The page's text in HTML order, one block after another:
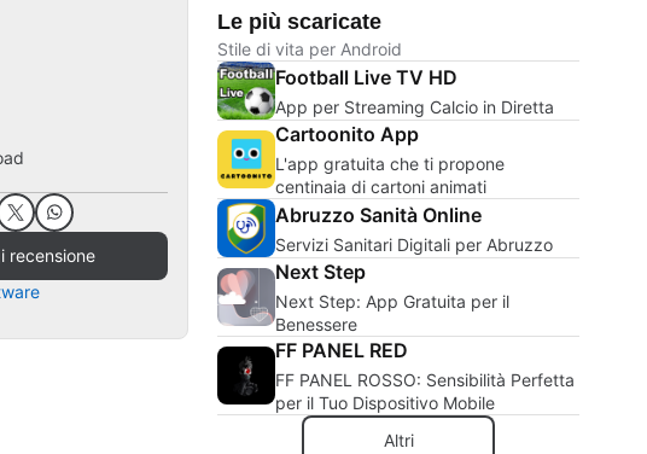
recensione
Le più scaricate
Stile di vita per Android
Football Live TV HD
App per Streaming Calcio in Diretta
Cartoonito App
L'app gratuita che ti propone
centinaia di cartoni animati
Abruzzo Sanità Online
Servizi Sanitari Digitali per Abruzzo
Next Step
Next Step: App Gratuita per il
Benessere
FF PANEL RED
FF PANEL ROSSO: Sensibilità Perfetta
per il Tuo Dispositivo Mobile
Altri